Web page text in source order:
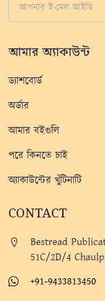
আমার অ্যাকাউন্ট
ড্যাশবোর্ড
অর্ডার
আমার বইগুলি
পরে কিনতে চাই
অ্যাকাউন্টের খুঁটিনাটি
CONTACT
Bestread
51C/2D/4
+91-9433813450